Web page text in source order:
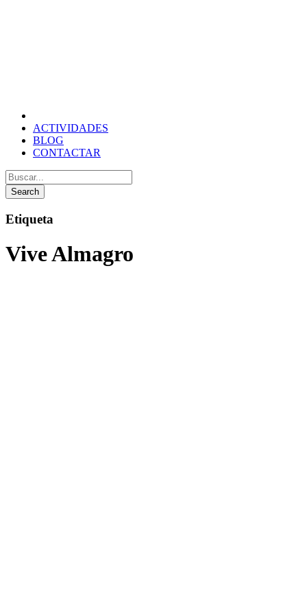
ACTIVIDADES
BLOG
CONTACTAR
Etiqueta
Vive Almagro